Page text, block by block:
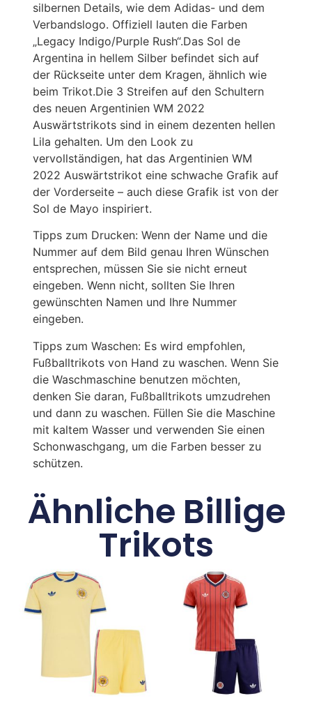
silbernen Details, wie dem Adidas- und dem
Verbandslogo. Offiziell lauten die Farben
„Legacy Indigo/Purple Rush“.Das Sol de
Argentina in hellem Silber befindet sich auf
der Rückseite unter dem Kragen, ähnlich wie
beim Trikot.Die 3 Streifen auf den Schultern
des neuen Argentinien WM 2022
Auswärtstrikots sind in einem dezenten hellen
Lila gehalten. Um den Look zu
vervollständigen, hat das Argentinien WM
2022 Auswärtstrikot eine schwache Grafik auf
der Vorderseite – auch diese Grafik ist von der
Sol de Mayo inspiriert.
Tipps zum Drucken: Wenn der Name und die
Nummer auf dem Bild genau Ihren Wünschen
entsprechen, müssen Sie sie nicht erneut
eingeben. Wenn nicht, sollten Sie Ihren
gewünschten Namen und Ihre Nummer
eingeben.
Tipps zum Waschen: Es wird empfohlen,
Fußballtrikots von Hand zu waschen. Wenn Sie
die Waschmaschine benutzen möchten,
denken Sie daran, Fußballtrikots umzudrehen
und dann zu waschen. Füllen Sie die Maschine
mit kaltem Wasser und verwenden Sie einen
Schonwaschgang, um die Farben besser zu
schützen.
Ähnliche Billige
Trikots